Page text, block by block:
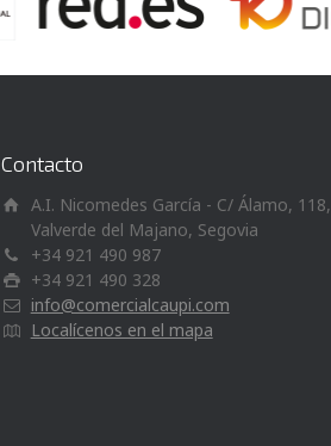
Contacto
A.I. Nicomedes García - C/ Álamo, 118,
Valverde del Majano, Segovia
+34 921 490 987
+34 921 490 328
info@comercialcaupi.com
Localícenos en el mapa